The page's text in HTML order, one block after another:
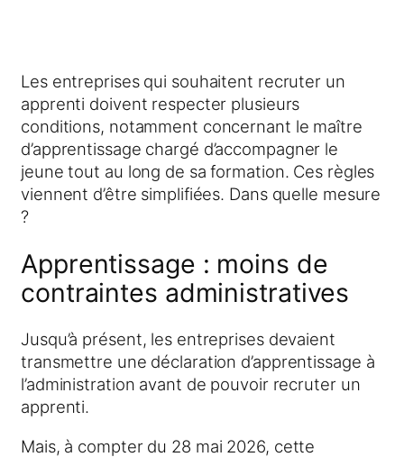
Les entreprises qui souhaitent recruter un
apprenti doivent respecter plusieurs
conditions, notamment concernant le maître
d’apprentissage chargé d’accompagner le
jeune tout au long de sa formation. Ces règles
viennent d’être simplifiées. Dans quelle mesure
?
Apprentissage : moins de
contraintes administratives
Jusqu’à présent, les entreprises devaient
transmettre une déclaration d’apprentissage à
l’administration avant de pouvoir recruter un
apprenti.
Mais, à compter du 28 mai 2026, cette